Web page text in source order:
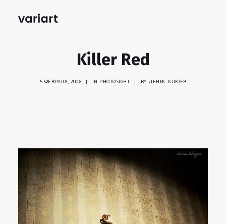
Killer Red
5 ФЕВРАЛЯ, 2008 | IN PHOTOSIGHT | BY ДЕНИС КЛЮЕВ